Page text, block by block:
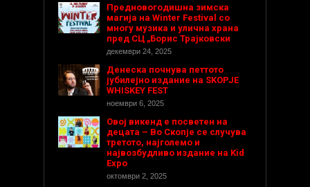
Предновогодишнa зимска
магија на Winter Festival со
многу музика и улична храна
пред СЦ „Борис Трајковски
декември 24, 2025
Денеска почнува петтото
јубилејно издание на SKOPJE
WHISKEY FEST
ноември 6, 2025
Овој викенд е посветен на
децата – Во Скопје се случува
третото, најголемо и
највозбудливо издание на Kid
Expo
октомври 2, 2025